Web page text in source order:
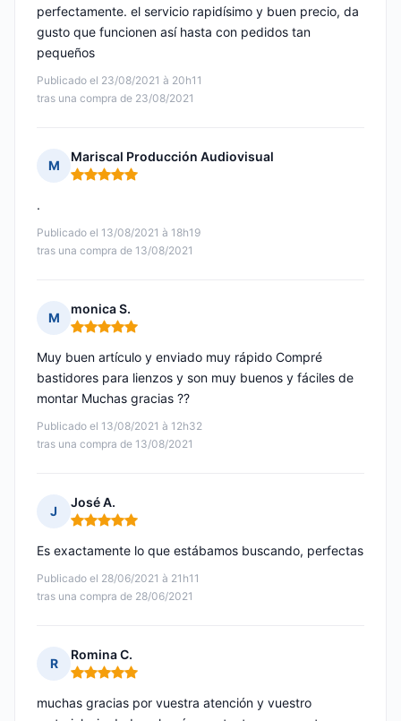
Publicado el 23/08/2021 à 20h11
tras una compra de 23/08/2021
perfectamente. el servicio rapidísimo y buen precio, da
gusto que funcionen así hasta con pedidos tan
pequeños
M
Mariscal Producción Audiovisual
Nota: 5 de 5
Publicado el 13/08/2021 à 18h19
tras una compra de 13/08/2021
.
M
monica S.
Nota: 5 de 5
Publicado el 13/08/2021 à 12h32
tras una compra de 13/08/2021
Muy buen artículo y enviado muy rápido Compré
bastidores para lienzos y son muy buenos y fáciles de
montar Muchas gracias ??
J
José A.
Nota: 5 de 5
Publicado el 28/06/2021 à 21h11
tras una compra de 28/06/2021
Es exactamente lo que estábamos buscando, perfectas
R
Romina C.
Nota: 5 de 5
muchas gracias por vuestra atención y vuestro